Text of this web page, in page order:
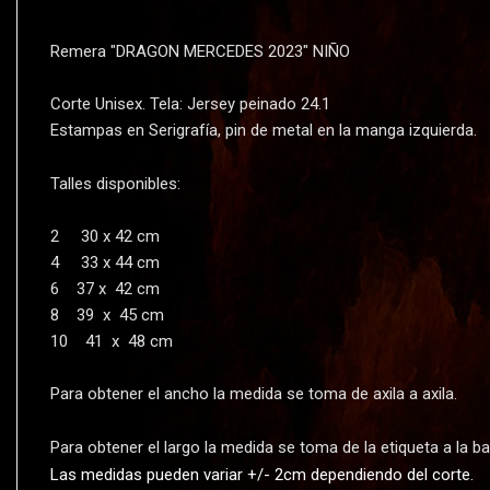
Remera "DRAGON MERCEDES 2023" NIÑO
Corte Unisex. Tela: Jersey peinado 24.1
Estampas en Serigrafí­a, pin de metal en la manga izquierda.
Talles disponibles:
2 30 x 42 cm
4 33 x 44 cm
6 37 x 42 cm
8 39 x 45 cm
10 41 x 48 cm
Para obtener el ancho la medida se toma de axila a axila.
Para obtener el largo la medida se toma de la etiqueta a la
Las medidas pueden variar +/- 2cm dependiendo del corte.